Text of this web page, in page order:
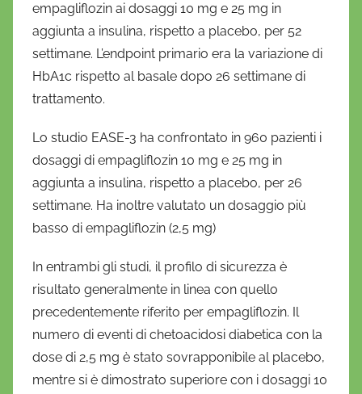
empagliflozin ai dosaggi 10 mg e 25 mg in
aggiunta a insulina, rispetto a placebo, per 52
settimane. L’endpoint primario era la variazione di
HbA1c rispetto al basale dopo 26 settimane di
trattamento.
Lo studio EASE-3 ha confrontato in 960 pazienti i
dosaggi di empagliflozin 10 mg e 25 mg in
aggiunta a insulina, rispetto a placebo, per 26
settimane. Ha inoltre valutato un dosaggio più
basso di empagliflozin (2,5 mg)
In entrambi gli studi, il profilo di sicurezza è
risultato generalmente in linea con quello
precedentemente riferito per empagliflozin. Il
numero di eventi di chetoacidosi diabetica con la
dose di 2,5 mg è stato sovrapponibile al placebo,
mentre si è dimostrato superiore con i dosaggi 10